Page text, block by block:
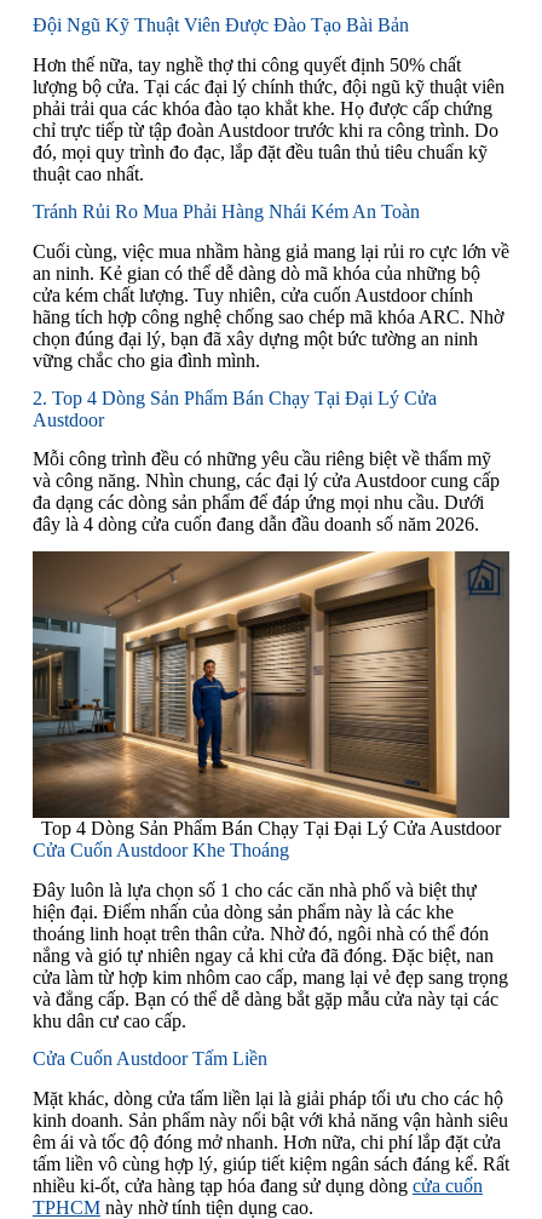
Đội Ngũ Kỹ Thuật Viên Được Đào Tạo Bài Bản
Hơn thế nữa, tay nghề thợ thi công quyết định 50% chất
lượng bộ cửa. Tại các đại lý chính thức, đội ngũ kỹ thuật viên
phải trải qua các khóa đào tạo khắt khe. Họ được cấp chứng
chỉ trực tiếp từ tập đoàn Austdoor trước khi ra công trình. Do
đó, mọi quy trình đo đạc, lắp đặt đều tuân thủ tiêu chuẩn kỹ
thuật cao nhất.
Tránh Rủi Ro Mua Phải Hàng Nhái Kém An Toàn
Cuối cùng, việc mua nhầm hàng giả mang lại rủi ro cực lớn về
an ninh. Kẻ gian có thể dễ dàng dò mã khóa của những bộ
cửa kém chất lượng. Tuy nhiên, cửa cuốn Austdoor chính
hãng tích hợp công nghệ chống sao chép mã khóa ARC. Nhờ
chọn đúng đại lý, bạn đã xây dựng một bức tường an ninh
vững chắc cho gia đình mình.
2. Top 4 Dòng Sản Phẩm Bán Chạy Tại Đại Lý Cửa
Austdoor
Mỗi công trình đều có những yêu cầu riêng biệt về thẩm mỹ
và công năng. Nhìn chung, các đại lý cửa Austdoor cung cấp
đa dạng các dòng sản phẩm để đáp ứng mọi nhu cầu. Dưới
đây là 4 dòng cửa cuốn đang dẫn đầu doanh số năm 2026.
Top 4 Dòng Sản Phẩm Bán Chạy Tại Đại Lý Cửa Austdoor
Cửa Cuốn Austdoor Khe Thoáng
Đây luôn là lựa chọn số 1 cho các căn nhà phố và biệt thự
hiện đại. Điểm nhấn của dòng sản phẩm này là các khe
thoáng linh hoạt trên thân cửa. Nhờ đó, ngôi nhà có thể đón
nắng và gió tự nhiên ngay cả khi cửa đã đóng. Đặc biệt, nan
cửa làm từ hợp kim nhôm cao cấp, mang lại vẻ đẹp sang trọng
và đẳng cấp. Bạn có thể dễ dàng bắt gặp mẫu cửa này tại các
khu dân cư cao cấp.
Cửa Cuốn Austdoor Tấm Liền
Mặt khác, dòng cửa tấm liền lại là giải pháp tối ưu cho các hộ
kinh doanh. Sản phẩm này nổi bật với khả năng vận hành siêu
êm ái và tốc độ đóng mở nhanh. Hơn nữa, chi phí lắp đặt cửa
tấm liền vô cùng hợp lý, giúp tiết kiệm ngân sách đáng kể. Rất
nhiều ki-ốt, cửa hàng tạp hóa đang sử dụng dòng cửa cuốn
TPHCMnày nhờ tính tiện dụng cao.